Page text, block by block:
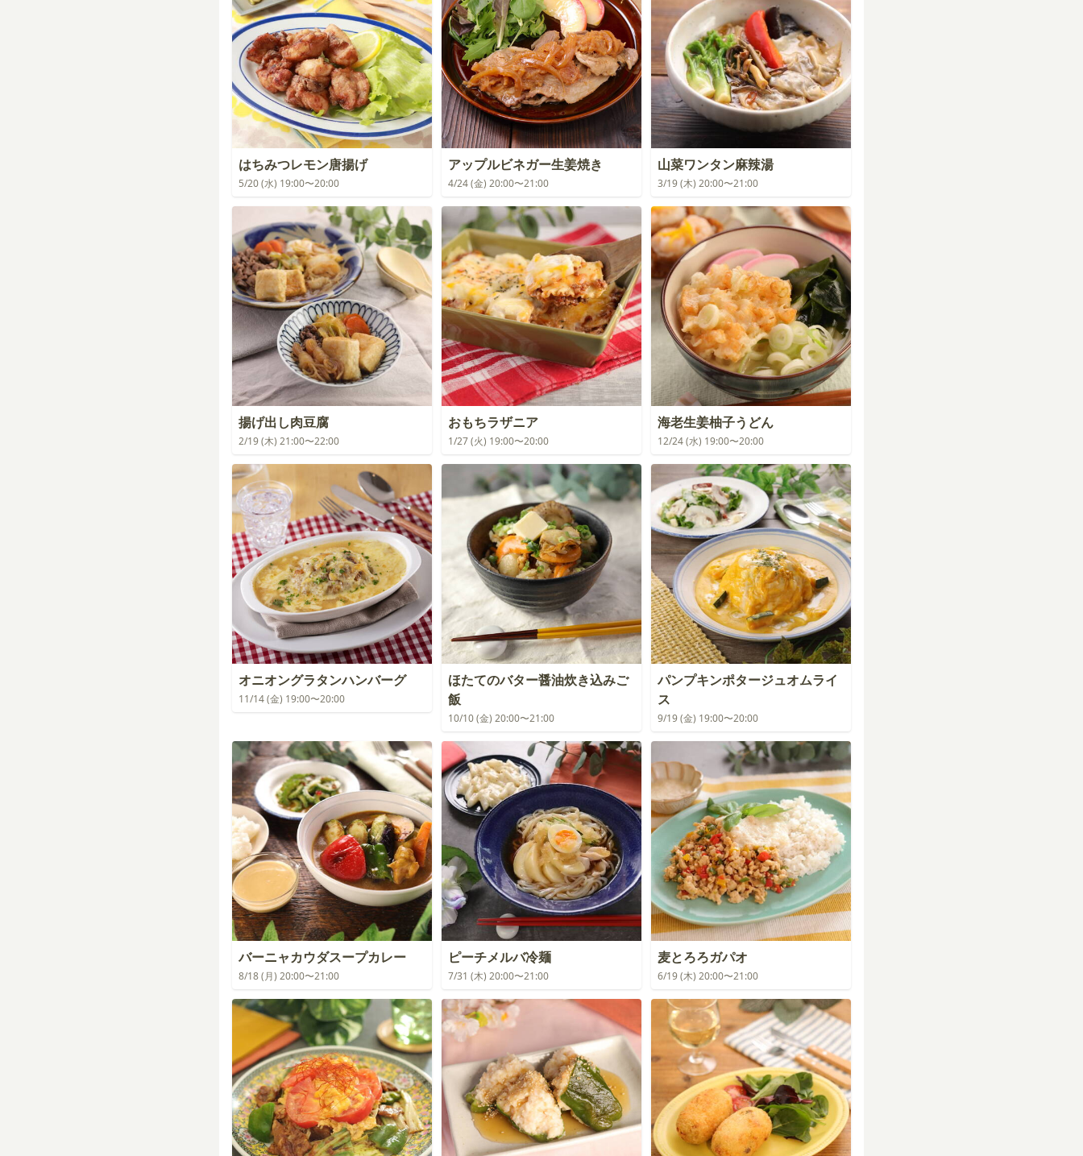
はちみつレモン唐揚げ
5/20 (水) 19:00〜20:00
アップルビネガー生姜焼き
4/24 (金) 20:00〜21:00
山菜ワンタン麻辣湯
3/19 (木) 20:00〜21:00
揚げ出し肉豆腐
2/19 (木) 21:00〜22:00
おもちラザニア
1/27 (火) 19:00〜20:00
海老生姜柚子うどん
12/24 (水) 19:00〜20:00
オニオングラタンハンバーグ
11/14 (金) 19:00〜20:00
ほたてのバター醤油炊き込みご
飯
10/10 (金) 20:00〜21:00
パンプキンポタージュオムライ
ス
9/19 (金) 19:00〜20:00
バーニャカウダスープカレー
8/18 (月) 20:00〜21:00
ピーチメルバ冷麺
7/31 (木) 20:00〜21:00
麦とろろガパオ
6/19 (木) 20:00〜21:00